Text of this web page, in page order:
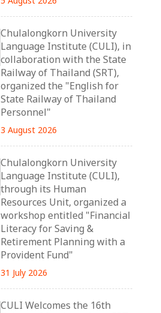
Chulalongkorn University
Language Institute (CULI), in
collaboration with the State
Railway of Thailand (SRT),
organized the "English for
State Railway of Thailand
Personnel"
3 August 2026
Chulalongkorn University
Language Institute (CULI),
through its Human
Resources Unit, organized a
workshop entitled "Financial
Literacy for Saving &
Retirement Planning with a
Provident Fund"
31 July 2026
CULI Welcomes the 16th